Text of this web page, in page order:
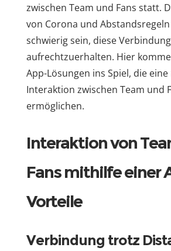
zwischen Team und Fans statt.
von Corona und
schwierig sein, diese Verbindung
aufrechtzuerhalten. Hier
App-Lösungen ins Spiel, die
Interaktion zwischen Team und
ermöglichen.
Interaktion von
Fans mithilfe einer
Vorteile
Verbindung trotz